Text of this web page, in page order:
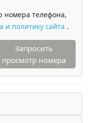
номера телефона,
и политику сайта .
Запросить
просмотр номера